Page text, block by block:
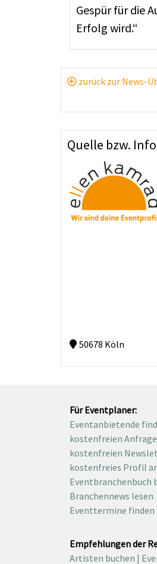
Gespür für die
Erfolg wird.“
zurück zur News-
Quelle bzw.
50678 Köln
Für Eventplaner:
Eventanbietende
kostenfreien
kostenfreien
kostenfreies Profil
Eventbranchenbuch
Branchennews lesen
Eventtermine finden
Empfehlungen der
Artisten buchen |